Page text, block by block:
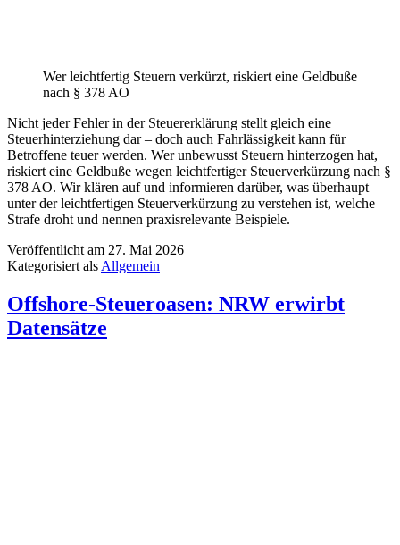
Wer leichtfertig Steuern verkürzt, riskiert eine Geldbuße
nach § 378 AO
Nicht jeder Fehler in der Steuererklärung stellt gleich eine
Steuerhinterziehung dar – doch auch Fahrlässigkeit kann für
Betroffene teuer werden. Wer unbewusst Steuern hinterzogen hat,
riskiert eine Geldbuße wegen leichtfertiger Steuerverkürzung nach §
378 AO. Wir klären auf und informieren darüber, was überhaupt
unter der leichtfertigen Steuerverkürzung zu verstehen ist, welche
Strafe droht und nennen praxisrelevante Beispiele.
Veröffentlicht am 27. Mai 2026
Kategorisiert als Allgemein
Offshore-Steueroasen: NRW erwirbt
Datensätze